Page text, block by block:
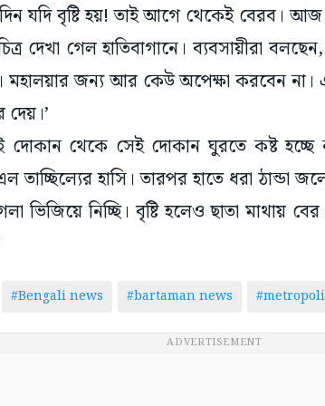
যদি বৃষ্টি হয়! তাই আগে থেকেই বেরব।
দেখা গেল হাতিবাগানে। ব্যবসায়ীরা
মহালয়ার জন্য আর কেউ অপেক্ষা করবেন
থেকে সেই দোকান ঘুরতে কষ্ট হচ্ছে
তাচ্ছিল্যের হাসি। তারপর হাতে ধরা ঠান্ডা
ভিজিয়ে নিচ্ছি। বৃষ্টি হলেও ছাতা মাথায়
#Bengali news #bartaman news
ADVERTISEMENT